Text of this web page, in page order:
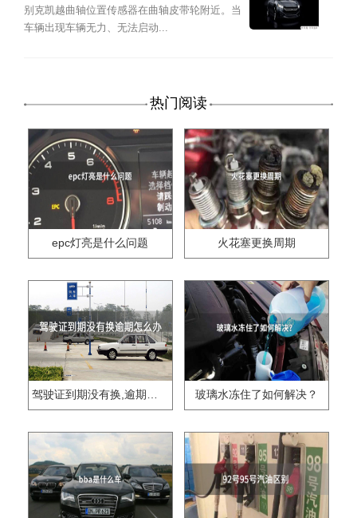
别克凯越曲轴位置传感器在曲轴皮带轮附近。当
车辆出现车辆无力、无法启动...
热门阅读
epc灯亮是什么问题 火花塞更换周期
玻璃水冻住了如何解决？